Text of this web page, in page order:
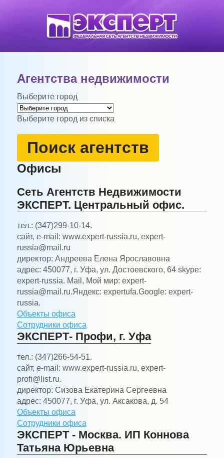
Агентства недвижимости
Выберите город
Выберите город из списка
Поиск агентств
Офисы
Сеть Агентств Недвижимости
ЭКСПЕРТ. Центральный офис.
тел.: (347)299-10-14.
сайт, e-mail: www.expert-russia.ru, expert-
russia@mail.ru
директор: Андреева Елена Ярославовна
адрес: 450077, г. Уфа, ул. Достоевского, 64 skype:
expert-russia. Mail, Мой мир: expert-
russia@mail.ru.Яндекс: expertufa.Google: expert-
russia.
Объекты офиса
Сотрудники офиса
ЭКСПЕРТ- Профи, г. Уфа
тел.: (347)266-54-51.
сайт, e-mail: www.expert-russia.ru, expert-
profi@list.ru.
директор: Сизова Екатерина Сергеевна
адрес: 450077, г. Уфа, ул. Аксакова, д. 54
Объекты офиса
Сотрудники офиса
ЭКСПЕРТ - Москва. ИП Коннова
Татьяна Юрьевна